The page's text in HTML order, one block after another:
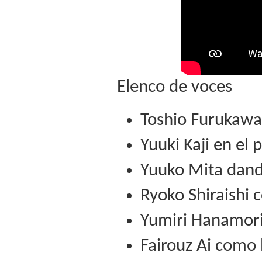
Elenco de voces
Toshio
Yuuki Kaji en el
Yuuko Mita
Ryoko Shiraishi
Yumiri
Fairouz Ai